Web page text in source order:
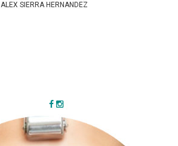
ALEX SIERRA HERNANDEZ